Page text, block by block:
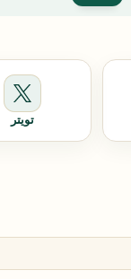
تويتر